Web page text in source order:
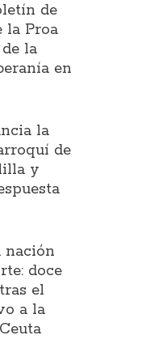
de
la Proa
la
en
la
de
y
nación
doce
el
a la